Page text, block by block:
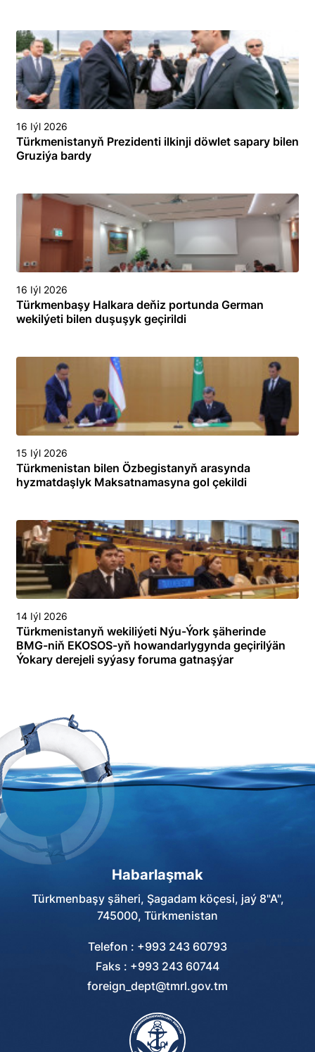
16 Iýl 2026
Türkmenistanyň Prezidenti ilkinji döwlet sapary bilen
Gruziýa bardy
16 Iýl 2026
Türkmenbaşy Halkara deňiz portunda German
wekilýeti bilen duşuşyk geçirildi
15 Iýl 2026
Türkmenistan bilen Özbegistanyň arasynda
hyzmatdaşlyk Maksatnamasyna gol çekildi
14 Iýl 2026
Türkmenistanyň wekiliýeti Nýu-Ýork şäherinde
BMG-niň EKOSOS-yň howandarlygynda geçirilýän
Ýokary derejeli syýasy foruma gatnaşýar
Habarlaşmak
Türkmenbaşy şäheri, Şagadam köçesi, jaý 8"A",
745000, Türkmenistan
Telefon : +993 243 60793
Faks : +993 243 60744
foreign_dept@tmrl.gov.tm